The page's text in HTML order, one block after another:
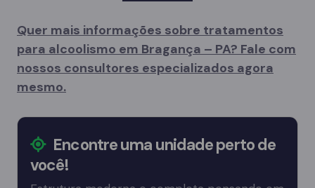
Quer mais informações sobre tratamentos
para alcoolismo em Bragança – PA? Fale com
nossos consultores especializados agora
mesmo.
Encontre uma unidade perto de
você!